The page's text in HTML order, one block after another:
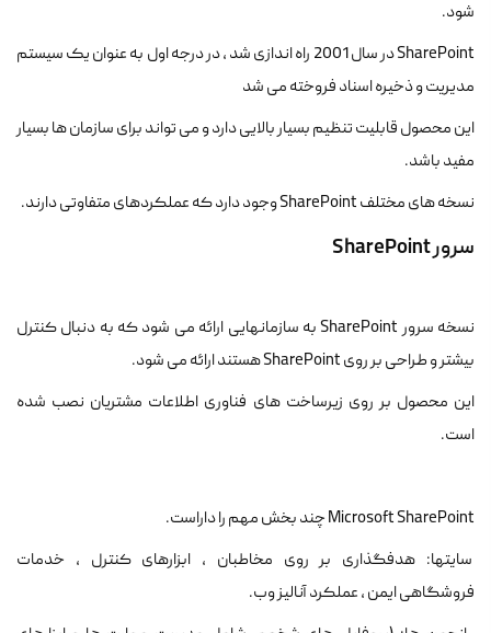
شود.
SharePoint در سال 2001 راه اندازی شد ، در درجه اول به عنوان یک سیستم
مدیریت و ذخیره اسناد فروخته می شد
این محصول قابلیت تنظیم بسیار بالایی دارد و می تواند برای سازمان ها بسیار
مفید باشد.
نسخه های مختلف SharePoint وجود دارد که عملکردهای متفاوتی دارند.
سرور SharePoint
نسخه سرور SharePoint به سازمانهایی ارائه می شود که به دنبال کنترل
بیشتر و طراحی بر روی SharePoint هستند ارائه می شود.
این محصول بر روی زیرساخت های فناوری اطلاعات مشتریان نصب شده
است.
Microsoft SharePointچند بخش مهم را داراست.
سایتها: هدفگذاری بر روی مخاطبان ، ابزارهای کنترل ، خدمات
فروشگاهی ایمن ، عملکرد آنالیز وب.